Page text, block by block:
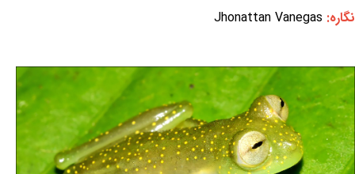
نگاره: Jhonattan Vanegas